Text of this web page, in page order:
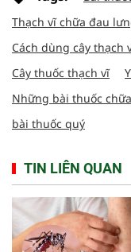
Thạch vĩ chữa đau
Cách dùng cây thạch
Cây thuốc thạch vĩ
Những bài thuốc
bài thuốc quý
TIN LIÊN QUAN